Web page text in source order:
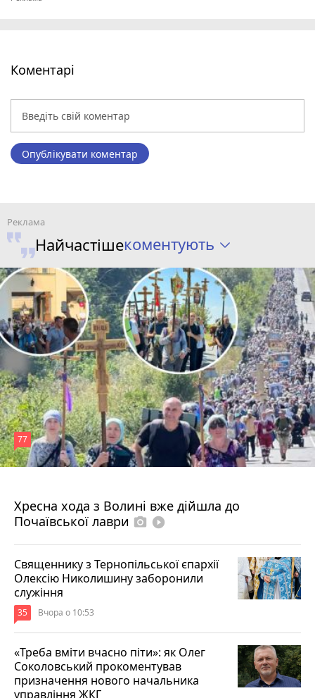
Коментарі
Опублікувати коментар
Найчастішекоментують
Хресна хода з Волині вже дійшла до
Почаївської лаври photo_camera play_circle_filled
77
Священнику з Тернопільської єпархії
Олексію Николишину заборонили
служіння
35 Вчора о 10:53
«Треба вміти вчасно піти»: як Олег
Соколовський прокоментував
призначення нового начальника
управління ЖКГ